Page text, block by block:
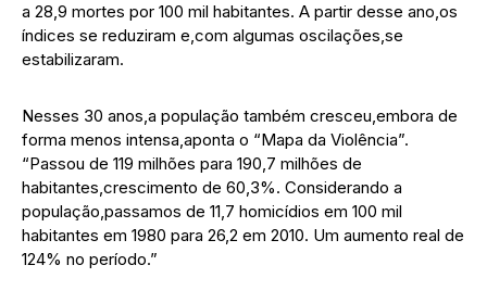
a 28,9 mortes por 100 mil habitantes. A partir desse ano,os
índices se reduziram e,com algumas oscilações,se
estabilizaram.
Nesses 30 anos,a população também cresceu,embora de
forma menos intensa,aponta o “Mapa da Violência”.
“Passou de 119 milhões para 190,7 milhões de
habitantes,crescimento de 60,3%. Considerando a
população,passamos de 11,7 homicídios em 100 mil
habitantes em 1980 para 26,2 em 2010. Um aumento real de
124% no período.”